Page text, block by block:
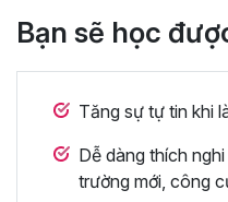
Bạn sẽ học
Tăng sự tự tin khi
Dễ dàng thích
trường mới, công